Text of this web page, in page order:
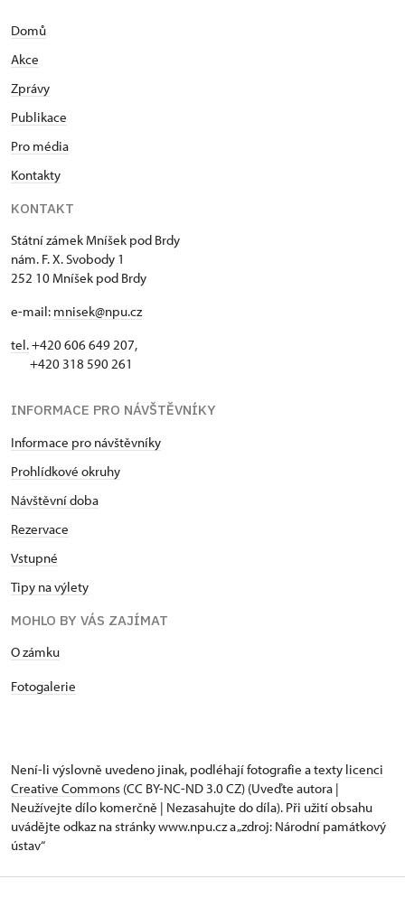
Domů
Akce
Zprávy
Publikace
Pro média
Kontakty
KONTAKT
Státní zámek Mníšek pod Brdy
nám. F. X. Svobody 1
252 10 Mníšek pod Brdy
e-mail: mnisek@npu.cz
tel.+420 606 649 207,
+420 318 590 261
INFORMACE PRO NÁVŠTĚVNÍKY
Informace pro návštěvníky
Prohlídkové okruhy
Návštěvní doba
Rezervace
Vstupné
Tipy na výlety
MOHLO BY VÁS ZAJÍMAT
O zámku
Fotogalerie
Není-li výslovně uvedeno jinak, podléhají fotografie a texty licenci
Creative Commons (CC BY-NC-ND 3.0 CZ) (Uveďte autora |
Neužívejte dílo komerčně | Nezasahujte do díla). Při užití obsahu
uvádějte odkaz na stránky www.npu.cz a „zdroj: Národní památkový
ústav“